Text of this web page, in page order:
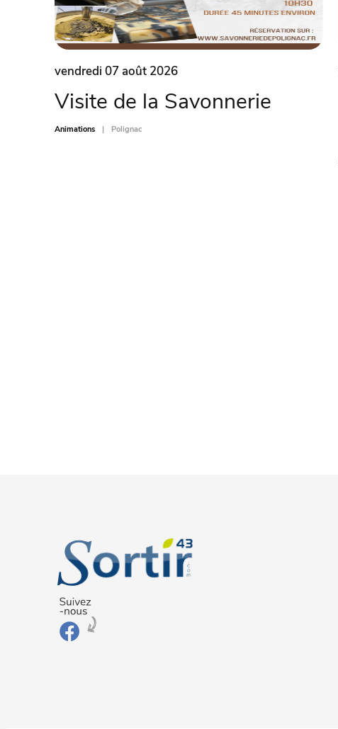
vendredi 07 août 2026
Visite de la Savonnerie
Animations Polignac